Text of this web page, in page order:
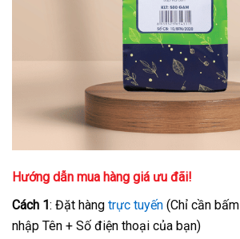
Hướng dẫn mua hàng giá ưu đãi!
Cách 1: Đặt hàng trực tuyến (Chỉ cần bấm
nhập Tên + Số điện thoại của bạn)